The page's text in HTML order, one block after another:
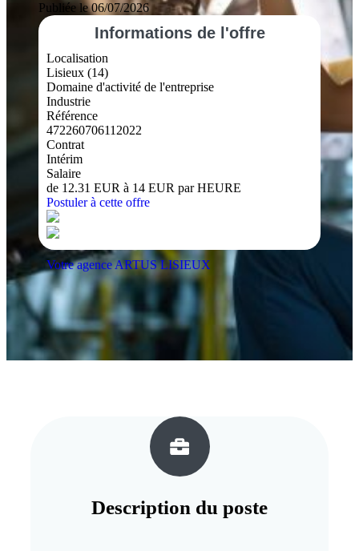
Publiée le 06/07/2026
Informations de l'offre
Localisation
Lisieux (14)
Domaine d'activité de l'entreprise
Industrie
Référence
472260706112022
Contrat
Intérim
Salaire
de 12.31 EUR à 14 EUR par HEURE
Postuler à cette offre
Votre agence ARTUS LISIEUX
Description du poste